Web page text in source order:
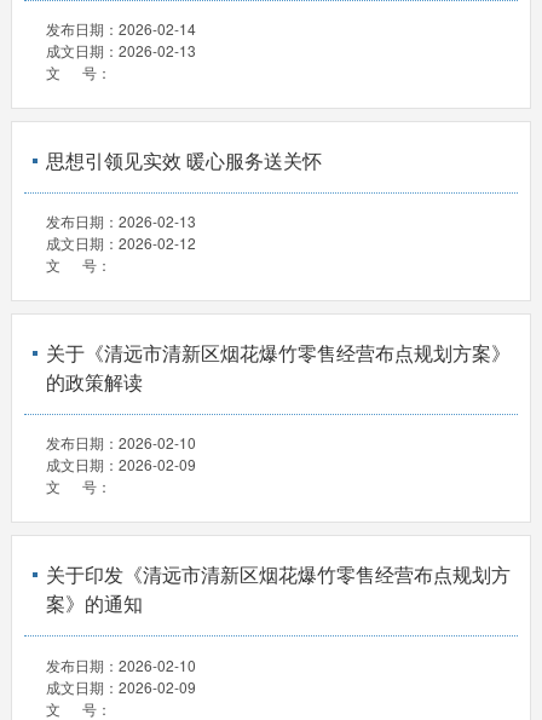
发布日期： 2026-02-14
成文日期： 2026-02-13
文 号：
思想引领见实效 暖心服务送关怀
发布日期： 2026-02-13
成文日期： 2026-02-12
文 号：
关于《清远市清新区烟花爆竹零售经营布点规划方案》
的政策解读
发布日期： 2026-02-10
成文日期： 2026-02-09
文 号：
关于印发《清远市清新区烟花爆竹零售经营布点规划方
案》的通知
发布日期： 2026-02-10
成文日期： 2026-02-09
文 号：